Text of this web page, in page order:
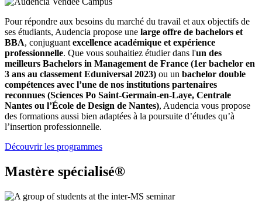
Pour répondre aux besoins du marché du travail et aux objectifs de
ses étudiants, Audencia propose une large offre de bachelors et
BBA, conjuguant excellence académique et expérience
professionnelle. Que vous souhaitiez étudier dans l'un des
meilleurs Bachelors in Management de France (1er bachelor en
3 ans au classement Eduniversal 2023) ou un bachelor double
compétences avec l’une de nos institutions partenaires
reconnues (Sciences Po Saint-Germain-en-Laye, Centrale
Nantes ou l’École de Design de Nantes), Audencia vous propose
des formations aussi bien adaptées à la poursuite d’études qu’à
l’insertion professionnelle.
Découvrir les programmes
Mastère spécialisé®